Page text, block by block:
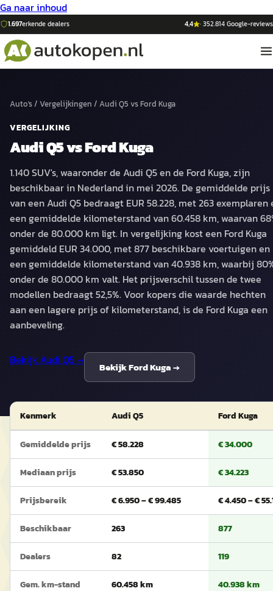
Ga naar inhoud
1.697erkende dealers 4,4 ·352.814Google-reviews
Auto's/ Vergelijkingen / Audi Q5 vsFord Kuga
VERGELIJKING
Audi Q5vsFord Kuga
1.140 SUV's, waaronder de Audi Q5 en de Ford Kuga, zijn
beschikbaar in Nederland in mei 2026. De gemiddelde prijs
van een Audi Q5 bedraagt EUR 58.228, met 263 exemplaren
een gemiddelde kilometerstand van 60.458 km, waarvan
onder de 80.000 km ligt. In vergelijking kost een Ford Kuga
gemiddeld EUR 34.000, met 877 beschikbare voertuigen en
een gemiddelde kilometerstand van 40.938 km, waarbij
onder de 80.000 km valt. Het prijsverschil tussen de twee
modellen bedraagt 52,5%. Voor kopers die waarde hechten
aan een lagere prijs of kilometerstand, is de Ford Kuga een
aanbeveling.
Bekijk Audi Q5→
BekijkFord Kuga→
Kenmerk Audi Q5 Ford Kuga
Gemiddelde prijs € 58.228 € 34.000
Mediaan prijs € 53.850 € 34.223
Prijsbereik € 6.950 – € 99.485 € 4.450 – €
Beschikbaar 263 877
Dealers 82 119
Gem. km-stand 60.458 km 40.938 km